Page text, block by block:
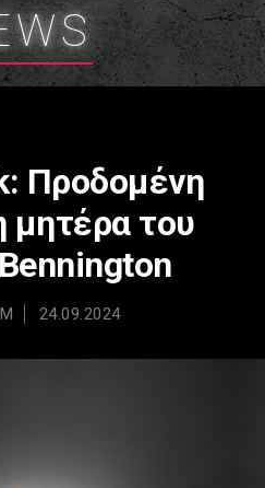
Προδομένη
μητέρα του
24.09.2024